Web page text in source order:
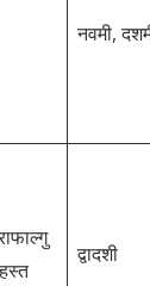
नवमी,
द्वादशी